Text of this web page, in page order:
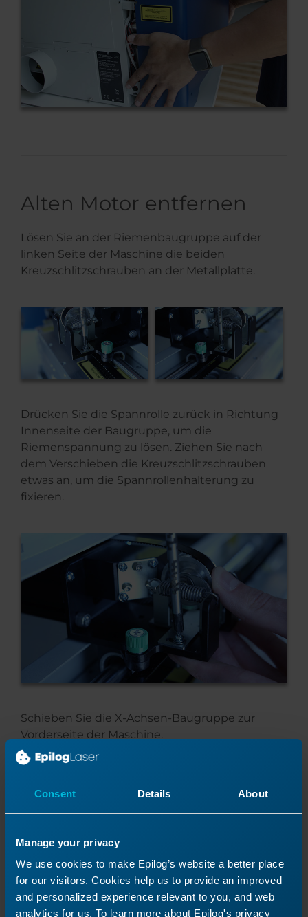
Consent Details About
Manage your privacy
We use cookies to make Epilog’s website a better place
for our visitors. Cookies help us to provide an improved
and personalized experience relevant to you, and web
analytics for us. To learn more about Epilog's privacy
Alten Motor entfernen
Lösen Sie an der Riemenbaugruppe auf der
linken Seite der Maschine die beiden
Kreuzschlitzschrauben an der Metallplatte.
Drücken Sie die Spannrolle zurück in Richtung
Innenseite der Baugruppe, um die
Riemenspannung zu lösen. Ziehen Sie nach
dem Verschieben die Kreuzschlitzschrauben
etwas an, um die Spannrollenhalterung zu
fixieren.
Schieben Sie die X-Achsen-Baugruppe zur
Vorderseite der Maschine.